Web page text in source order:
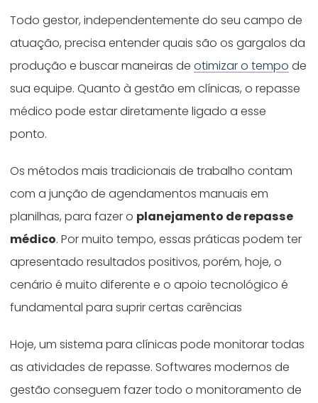
Todo gestor, independentemente do seu campo de
atuação, precisa entender quais são os gargalos da
produção e buscar maneiras deotimizar o tempo de
sua equipe. Quanto à gestão em clínicas, o repasse
médico pode estar diretamente ligado a esse
ponto.
Os métodos mais tradicionais de trabalho contam
com a junção de agendamentos manuais em
planilhas, para fazer o planejamento de repasse
médico. Por muito tempo, essas práticas podem ter
apresentado resultados positivos, porém, hoje, o
cenário é muito diferente e o apoio tecnológico é
fundamental para suprir certas carências
Hoje, um sistema para clínicas pode monitorar todas
as atividades de repasse. Softwares modernos de
gestão conseguem fazer todo o monitoramento de